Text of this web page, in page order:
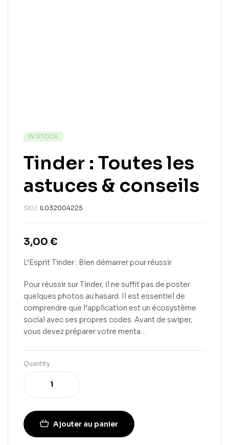
IN STOCK
Tinder : Toutes les
astuces & conseils
SKU: IL032004225
3,00 €
L’Esprit Tinder : Bien démarrer pour réussir
Pour réussir sur Tinder, il ne suffit pas de poster
quelques photos au hasard. Il est essentiel de
comprendre que l’application est un écosystème
social avec ses propres codes. Avant de swiper,
vous devez préparer votre menta…
Quantity
Ajouter au panier